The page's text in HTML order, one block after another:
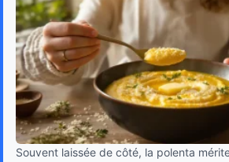
Souvent laissée de côté, la polenta